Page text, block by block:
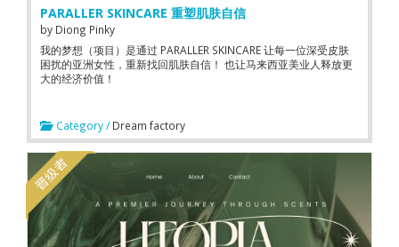
PARALLER SKINCARE 重塑肌肤自信
by Diong Pinky
我的梦想（项目）是通过 PARALLER SKINCARE 让每一位深受皮肤
困扰的亚洲女性，重新找回肌肤自信！ 也让马来西亚美业人释放更
大的经济价值！
Category / Dream factory